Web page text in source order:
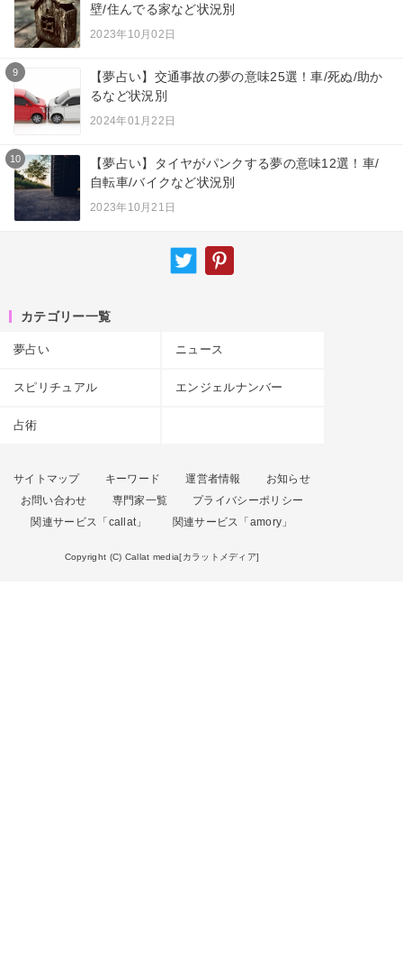
壁/住んでる家など状況別
2023年10月02日
9
【夢占い】交通事故の夢の意味25選！車/死ぬ/助か
るなど状況別
2024年01月22日
10
【夢占い】タイヤがパンクする夢の意味12選！車/
自転車/バイクなど状況別
2023年10月21日
カテゴリー一覧
夢占い ニュース
スピリチュアル エンジェルナンバー
占術
サイトマップ キーワード 運営者情報
お知らせ
お問い合わせ
専門家一覧
プライバシーポリシー
関連サービス「callat」
関連サービス「amory」
Copyright (C) Callat media[カラットメディア]